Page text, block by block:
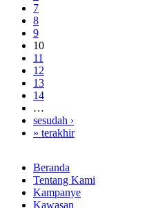
7
8
9
10
11
12
13
14
…
sesudah ›
» terakhir
Beranda
Tentang Kami
Kampanye
Kawasan